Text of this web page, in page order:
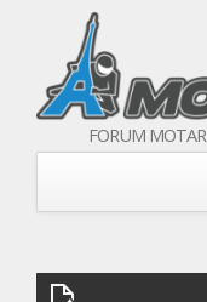
FORUM
Forum